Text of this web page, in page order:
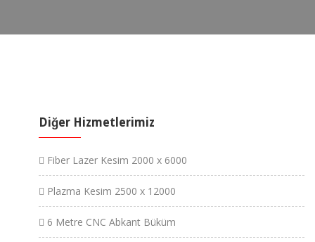
Diğer Hizmetlerimiz
Fiber Lazer Kesim 2000 x 6000
Plazma Kesim 2500 x 12000
6 Metre CNC Abkant Büküm